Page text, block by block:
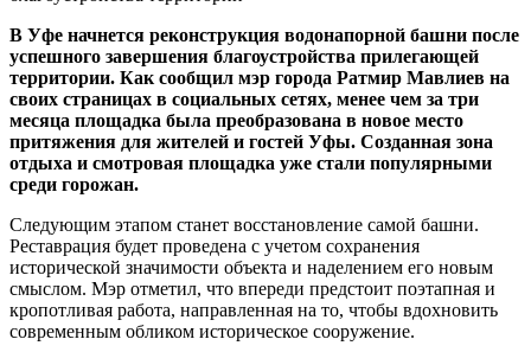
В Уфе начнется реконструкция водонапорной башни после
успешного завершения благоустройства прилегающей
территории. Как сообщил мэр города Ратмир Мавлиев на
своих страницах в социальных сетях, менее чем за три
месяца площадка была преобразована в новое место
притяжения для жителей и гостей Уфы. Созданная зона
отдыха и смотровая площадка уже стали популярными
среди горожан.
Следующим этапом станет восстановление самой башни.
Реставрация будет проведена с учетом сохранения
исторической значимости объекта и наделением его новым
смыслом. Мэр отметил, что впереди предстоит поэтапная и
кропотливая работа, направленная на то, чтобы вдохновить
современным обликом историческое сооружение.